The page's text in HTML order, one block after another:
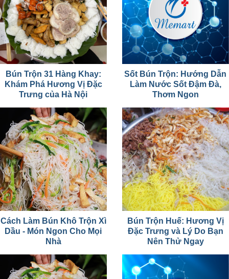
Bún Trộn 31 Hàng Khay:
Khám Phá Hương Vị Đặc
Trưng của Hà Nội
Sốt Bún Trộn: Hướng Dẫn
Làm Nước Sốt Đậm Đà,
Thơm Ngon
Cách Làm Bún Khô Trộn Xì
Dầu - Món Ngon Cho Mọi
Nhà
Bún Trộn Huế: Hương Vị
Đặc Trưng và Lý Do Bạn
Nên Thử Ngay